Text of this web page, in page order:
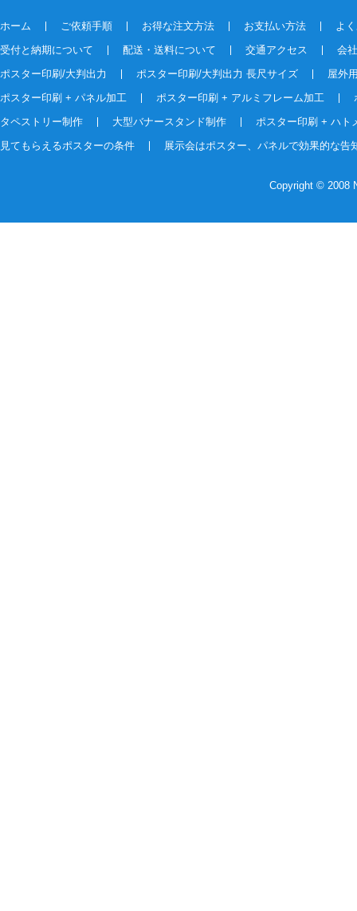
ホーム ご依頼手順 お得な注文方法 お支払い方法
よ
受付と納期について
配送・送料について 交通アクセス
会
ポスター印刷/大判出力
ポスター印刷/大判出力 長尺サイズ
屋外
ポスター印刷 + パネル加工
ポスター印刷 + アルミフレーム加工
タペストリー制作
大型バナースタンド制作
ポスター印刷 + ハト
見てもらえるポスターの条件
展示会はポスター、パネルで効果的な告
Copyright © 2008